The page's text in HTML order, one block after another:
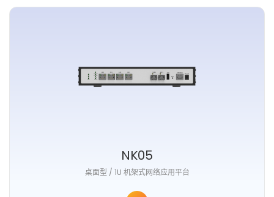
NK05
桌面型 / 1U 机架式网络应用平台